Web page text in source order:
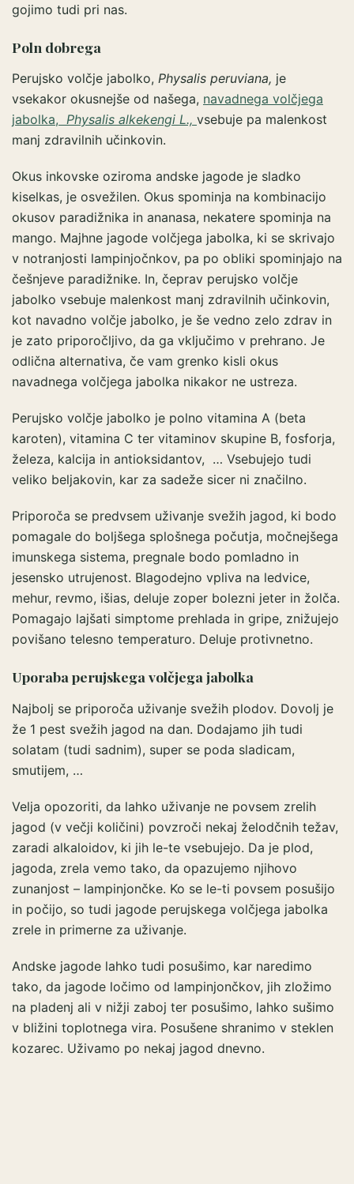
gojimo tudi pri nas.
Poln dobrega
Perujsko volčje jabolko, Physalis peruviana, je
vsekakor okusnejše od našega, navadnega volčjega
jabolka, Physalis alkekengi L., vsebuje pa malenkost
manj zdravilnih učinkovin.
Okus inkovske oziroma andske jagode je sladko
kiselkas, je osvežilen. Okus spominja na kombinacijo
okusov paradižnika in ananasa, nekatere spominja na
mango. Majhne jagode volčjega jabolka, ki se skrivajo
v notranjosti lampinjočnkov, pa po obliki spominjajo na
češnjeve paradižnike. In, čeprav perujsko volčje
jabolko vsebuje malenkost manj zdravilnih učinkovin,
kot navadno volčje jabolko, je še vedno zelo zdrav in
je zato priporočljivo, da ga vključimo v prehrano. Je
odlična alternativa, če vam grenko kisli okus
navadnega volčjega jabolka nikakor ne ustreza.
Perujsko volčje jabolko je polno vitamina A (beta
karoten), vitamina C ter vitaminov skupine B, fosforja,
železa, kalcija in antioksidantov, … Vsebujejo tudi
veliko beljakovin, kar za sadeže sicer ni značilno.
Priporoča se predvsem uživanje svežih jagod, ki bodo
pomagale do boljšega splošnega počutja, močnejšega
imunskega sistema, pregnale bodo pomladno in
jesensko utrujenost. Blagodejno vpliva na ledvice,
mehur, revmo, išias, deluje zoper bolezni jeter in žolča.
Pomagajo lajšati simptome prehlada in gripe, znižujejo
povišano telesno temperaturo. Deluje protivnetno.
Uporaba perujskega volčjega jabolka
Najbolj se priporoča uživanje svežih plodov. Dovolj je
že 1 pest svežih jagod na dan. Dodajamo jih tudi
solatam (tudi sadnim), super se poda sladicam,
smutijem, …
Velja opozoriti, da lahko uživanje ne povsem zrelih
jagod (v večji količini) povzroči nekaj želodčnih težav,
zaradi alkaloidov, ki jih le-te vsebujejo. Da je plod,
jagoda, zrela vemo tako, da opazujemo njihovo
zunanjost – lampinjončke. Ko se le-ti povsem posušijo
in počijo, so tudi jagode perujskega volčjega jabolka
zrele in primerne za uživanje.
Andske jagode lahko tudi posušimo, kar naredimo
tako, da jagode ločimo od lampinjončkov, jih zložimo
na pladenj ali v nižji zaboj ter posušimo, lahko sušimo
v bližini toplotnega vira. Posušene shranimo v steklen
kozarec. Uživamo po nekaj jagod dnevno.